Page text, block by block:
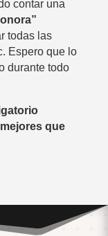
contar una
todas las
Espero que lo
durante todo
que